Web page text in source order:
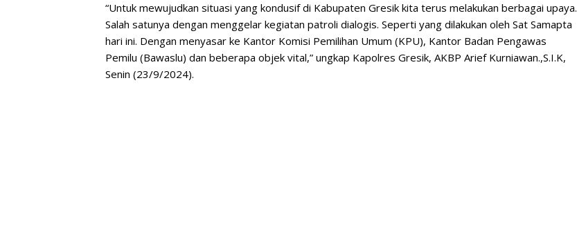
“Untuk mewujudkan situasi yang kondusif di Kabupaten Gresik kita terus melakukan berbagai upaya.
Salah satunya dengan menggelar kegiatan patroli dialogis. Seperti yang dilakukan oleh Sat Samapta
hari ini. Dengan menyasar ke Kantor Komisi Pemilihan Umum (KPU), Kantor Badan Pengawas
Pemilu (Bawaslu) dan beberapa objek vital,” ungkap Kapolres Gresik, AKBP Arief Kurniawan.,S.I.K,
Senin (23/9/2024).